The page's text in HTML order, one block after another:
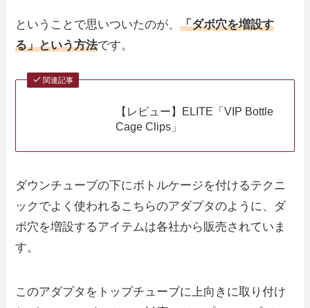
ということで思いついたのが、「ダボ穴を増設す
る」という方法です。
関連記事
【レビュー】ELITE「VIP Bottle
Cage Clips」
ダウンチューブの下にボトルケージを付けるテクニ
ックでよく使われるこちらのアダプタのように、ダ
ボ穴を増設するアイテムは各社から販売されていま
す。
このアダプタをトップチューブに上向きに取り付け